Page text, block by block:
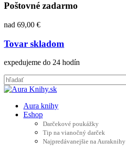
Poštovné zadarmo
nad 69,00 €
Tovar skladom
expedujeme do 24 hodín
Aura knihy
Eshop
Darčekové poukážky
Tip na vianočný darček
Najpredávanejšie na Auraknihy